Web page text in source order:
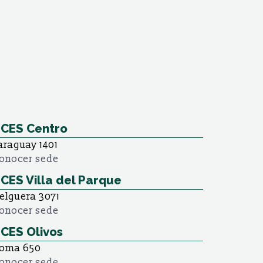
Centro
1401
sede
Villa del Parque
3071
sede
Olivos
650